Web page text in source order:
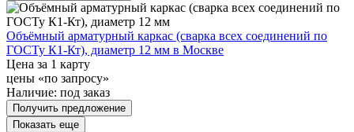
Объёмный арматурный каркас (сварка всех соединений по
ГОСТу К1-Кт), диаметр 12 мм в Москве
Цена за 1 карту
цены «по запросу»
Наличие: под заказ
Получить предложение
Показать еще